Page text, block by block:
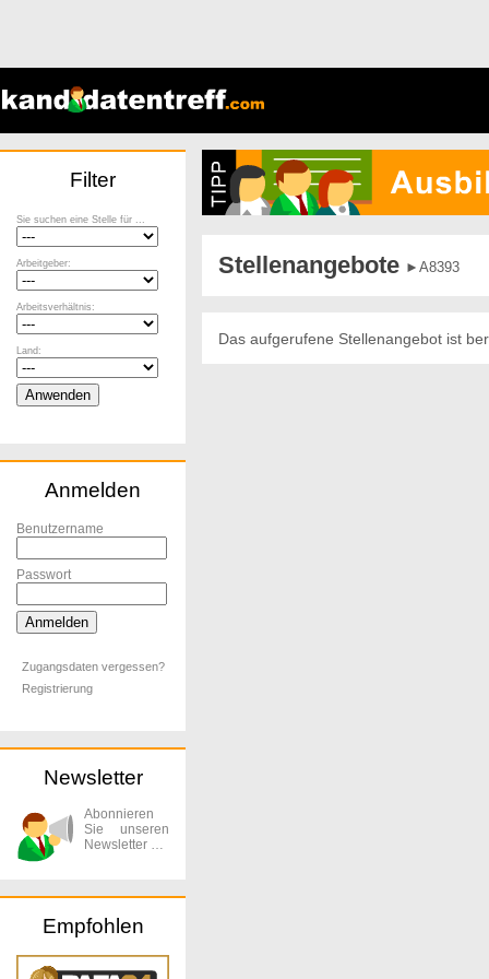
Filter
Sie suchen eine Stelle für ...
Arbeitgeber:
Arbeitsverhältnis:
Land:
Anmelden
Benutzername
Passwort
Zugangsdaten vergessen?
Registrierung
Newsletter
Abonnieren
Sie unseren
Newsletter …
Empfohlen
Stellenangebote ►A8393
Das aufgerufene Stellenangebot ist